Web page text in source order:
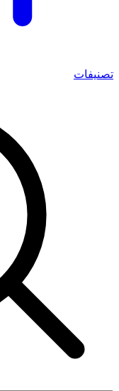
تصنيفات